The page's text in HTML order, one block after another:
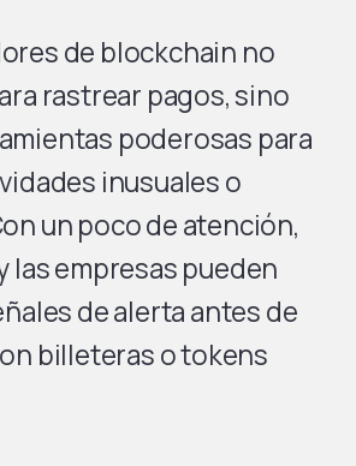
de blockchain no
rastrear pagos, sino
poderosas para
inusuales o
un poco de atención,
las empresas pueden
de alerta antes de
billeteras o tokens